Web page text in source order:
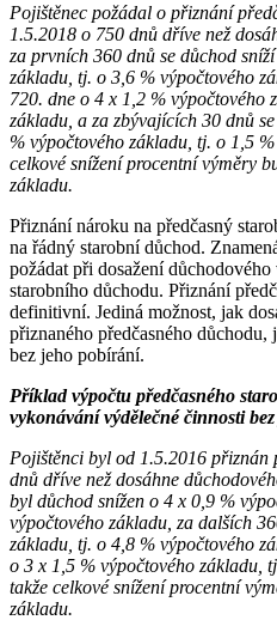
Pojištěnec požádal o přiznání
1.5.2018 o 750 dnů dříve než
za prvních 360 dnů se důchod
základu, tj. o 3,6 % výpočtového
720. dne o 4 x 1,2 % výpočtového
základu, a za zbývajících 30 dnů
% výpočtového základu, tj. o 1,5
celkové snížení procentní výměry
základu.
Přiznání nároku na předčasný
na řádný starobní důchod.
požádat při dosažení
starobního důchodu. Přiznání
definitivní. Jediná možnost, jak
přiznaného předčasného
bez jeho pobírání.
Příklad výpočtu předčasného
vykonávání výdělečné činnosti
Pojištěnci byl od 1.5.2016 přiznán
dnů dříve než dosáhne
byl důchod snížen o 4 x 0,9 %
výpočtového základu, za dalších
základu, tj. o 4,8 % výpočtového
o 3 x 1,5 % výpočtového základu,
takže celkové snížení procentní
základu.